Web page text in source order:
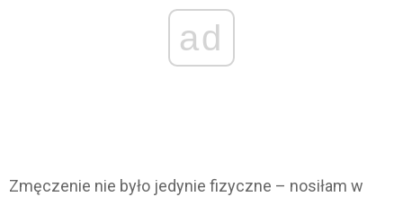
ad
Zmęczenie nie było jedynie fizyczne – nosiłam w